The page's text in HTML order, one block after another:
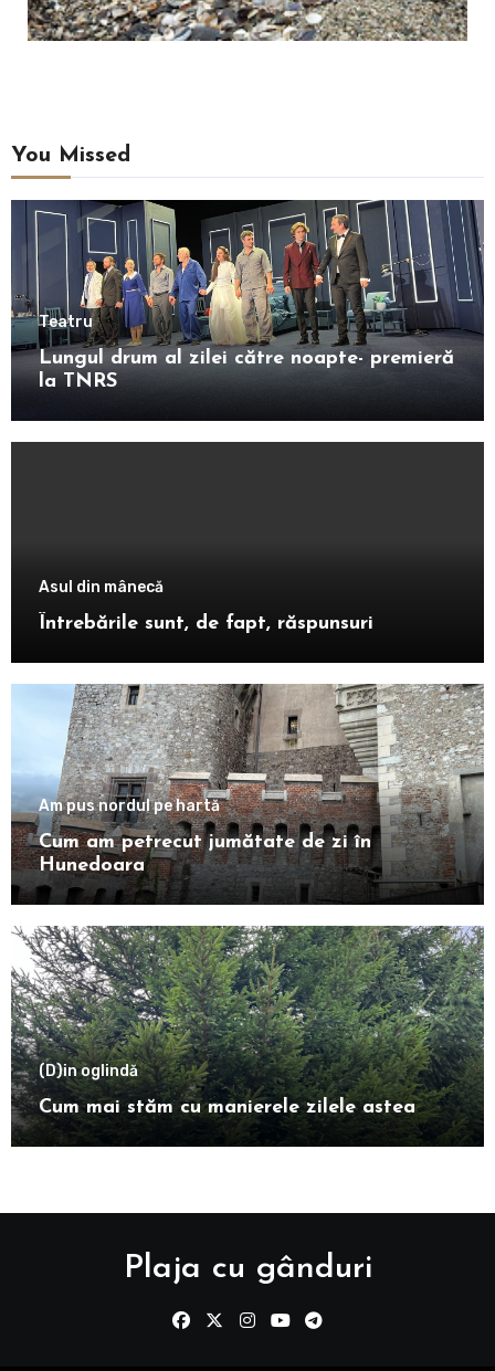
You Missed
Teatru
Lungul drum al zilei către noapte- premieră
la TNRS
Asul din mânecă
Întrebările sunt, de fapt, răspunsuri
Am pus nordul pe hartă
Cum am petrecut jumătate de zi în
Hunedoara
(D)in oglindă
Cum mai stăm cu manierele zilele astea
Plaja cu gânduri